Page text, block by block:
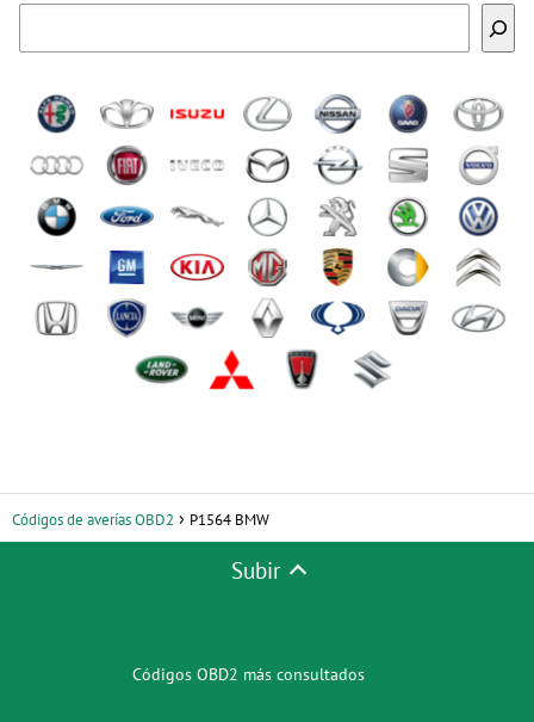
Códigos de averías OBD2 P1564 BMW
Subir
Códigos OBD2 más consultados